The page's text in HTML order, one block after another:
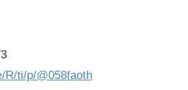
R/ti/p/@058faoth